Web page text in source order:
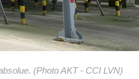
(Photo AKT - CCI LVN)